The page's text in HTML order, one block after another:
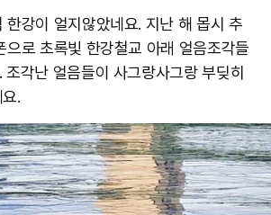
한강이 얼지않았네요. 지난 해 몹시 추
으로 초록빛 한강철교 아래 얼음조각들
각난 얼음들이 사그랑사그랑 부딪히
.